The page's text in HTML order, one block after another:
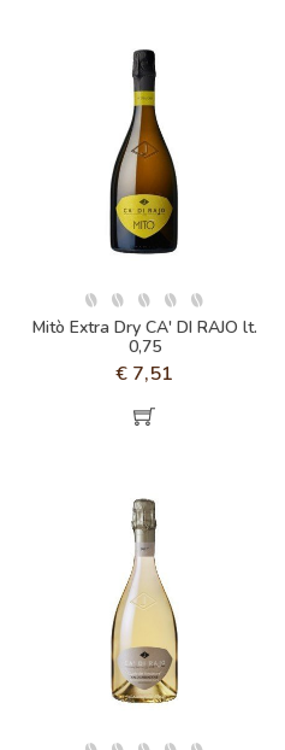
Mitò Extra Dry CA' DI RAJO lt.
0,75
€ 7,51